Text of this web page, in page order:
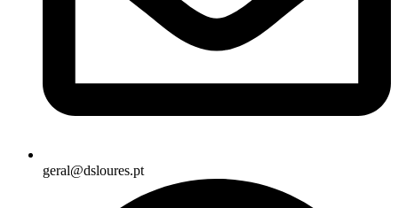
geral@dsloures.pt